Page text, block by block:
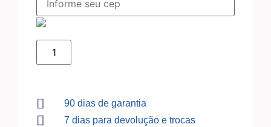
90 dias de garantia
7 dias para devolução e trocas